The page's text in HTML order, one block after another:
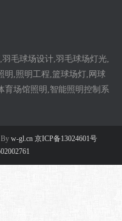
毛球场设计,羽毛球场灯光,
明,照明工程,篮球场灯,网球
育场馆照明,智能照明控制系
By w-gl.cn 京ICP备13024601号